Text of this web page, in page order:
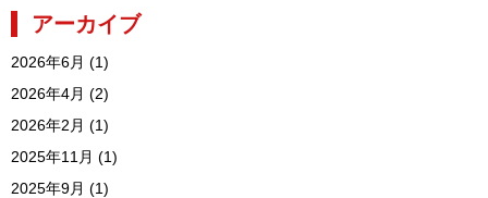
アーカイブ
2026年6月 (1)
2026年4月 (2)
2026年2月 (1)
2025年11月 (1)
2025年9月 (1)